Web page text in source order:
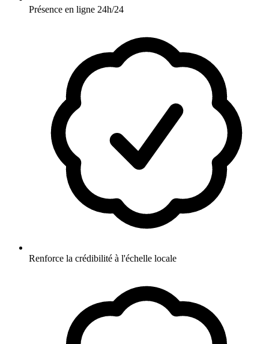
Présence en ligne 24h/24
Renforce la crédibilité à l'échelle locale